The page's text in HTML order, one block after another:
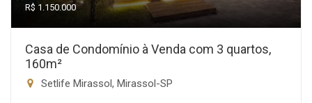
R$ 1.150.000
Casa de Condomínio à Venda com 3 quartos,
160m²
Setlife Mirassol, Mirassol-SP